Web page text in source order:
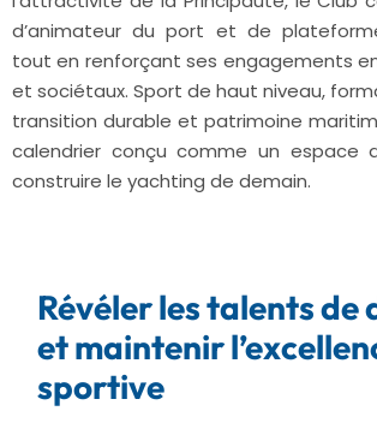
d’animateur du port et de
tout en renforçant ses engagements
et sociétaux. Sport de haut niveau,
transition durable et patrimoine
calendrier conçu comme un espace
construire le yachting de demain.
Révéler les talents de
et maintenir
sportive